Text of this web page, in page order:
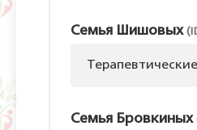
Семья Шишовых
Семья Бровкиных